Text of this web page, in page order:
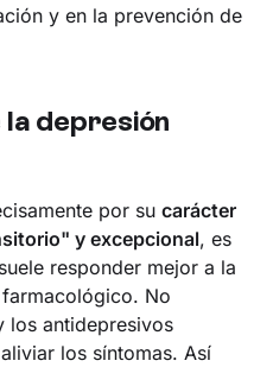
y en la prevención de
depresión
por sucarácter
y excepcional, es
responder mejor a la
No
los antidepresivos
los síntomas. Así